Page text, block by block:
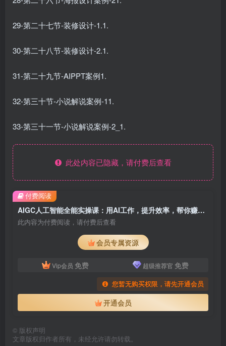
29-第二十七节-装修设计-1.1.
30-第二十八节-装修设计-2.1.
31-第二十九节-AIPPT案例1.
32-第三十节-小说解说案例-11.
33-第三十一节-小说解说案例-2_1.
此处内容已隐藏，请付费后查看
AIGC人工智能全能实操课：用AI工作，提升效率，帮你赚钱（33节课）
此内容为付费阅读，请付费后查看
会员专属资源
Vip会员 免费 超级推荐官 免费
您暂无购买权限，请先开通会员
开通会员
付费阅读
© 版权声明
文章版权归作者所有，未经允许请勿转载。